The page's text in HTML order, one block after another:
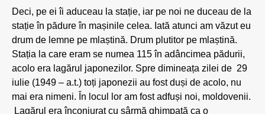
Deci, pe ei îi aduceau la stație, iar pe noi ne duceau de la
stație în pădure în mașinile celea. Iată atunci am văzut eu
drum de lemne pe mlaștină. Drum plutitor pe mlaștină.
Stația la care eram se numea 115 în adâncimea pădurii,
acolo era lagărul japonezilor. Spre dimineața zilei de 29
iulie (1949 – a.t.) toți japonezii au fost duși de acolo, nu
mai era nimeni. În locul lor am fost adfuși noi, moldovenii.
Lagărul era înconjurat cu sârmă ghimpată ca o